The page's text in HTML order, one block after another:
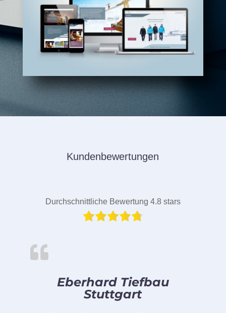
Kundenbewertungen
Durchschnittliche Bewertung 4.8 stars
Eberhard Tiefbau
Stuttgart